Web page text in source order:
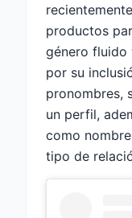
productos
género fluido
por su
pronombres,
un perfil,
como
tipo de